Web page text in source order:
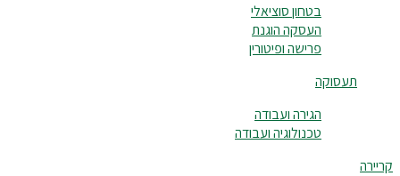
בטחון סוציאלי
העסקה הוגנת
פרישה ופיטורין
תעסוקה
הגירה ועבודה
טכנולוגיה ועבודה
קריירה